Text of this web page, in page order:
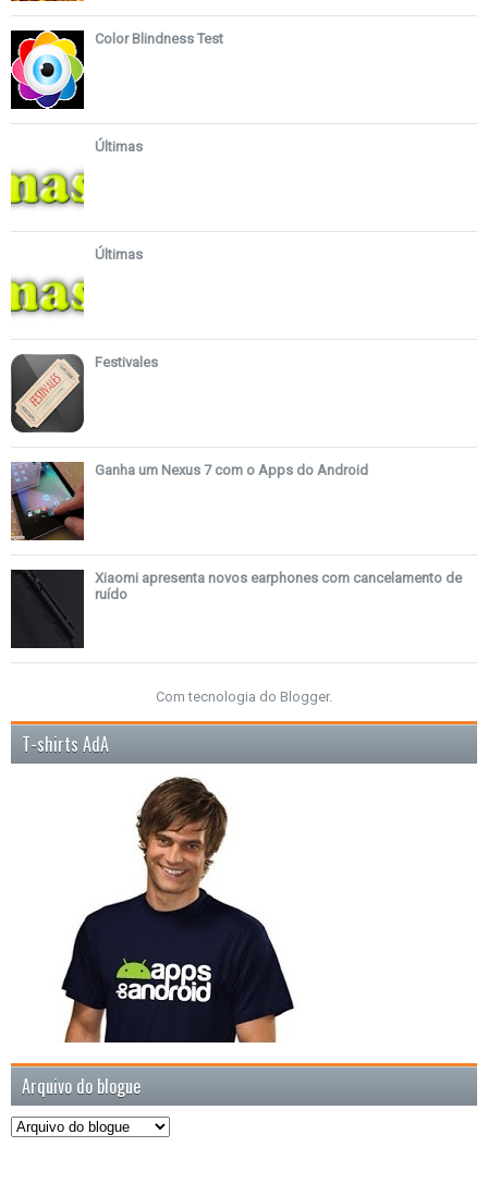
Color Blindness Test
Últimas
Últimas
Festivales
Ganha um Nexus 7 com o Apps do Android
Xiaomi apresenta novos earphones com cancelamento de
ruído
Com tecnologia do Blogger.
T-shirts AdA
Arquivo do blogue